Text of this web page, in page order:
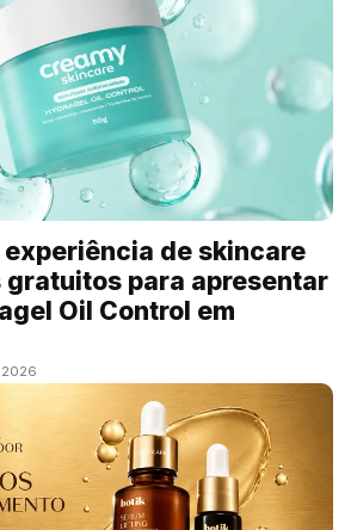
de skincare
gratuitos para apresentar
Oil Control em